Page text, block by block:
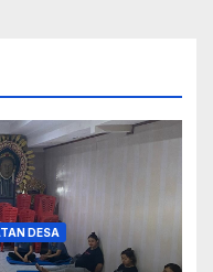
DESA